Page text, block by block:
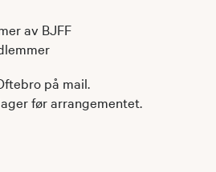
av BJFF
på mail.
før arrangementet.